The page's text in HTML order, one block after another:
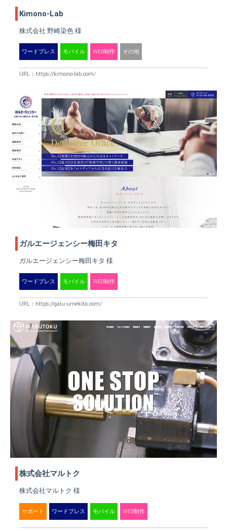
Kimono-Lab
株式会社 野崎染色 様
ワードプレス モバイル WEB制作 その他
URL： https://kimono-lab.com/
ガルエージェンシー梅田キタ
ガルエージェンシー梅田キタ 様
ワードプレス モバイル WEB制作
URL： https://galu-umekita.com/
株式会社マルトク
株式会社マルトク 様
サポート ワードプレス モバイル WEB制作